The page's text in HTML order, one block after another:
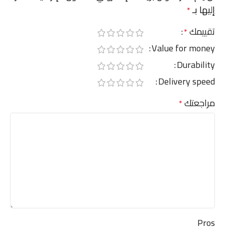
إليها بـ*
تقييمك*
Value for money
Durability
Delivery speed
مراجعتك*
Pros